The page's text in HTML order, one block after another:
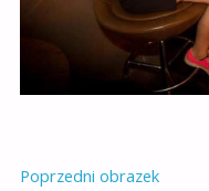
Poprzedni obrazek